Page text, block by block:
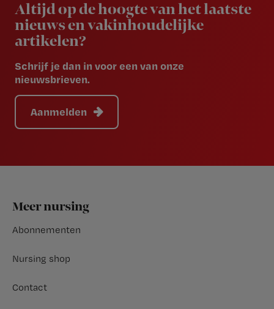
Altijd op de hoogte van het laatste
nieuws en vakinhoudelijke
artikelen?
Schrijf je dan in voor een van onze
nieuwsbrieven.
Aanmelden
Footer
Meer nursing
Abonnementen
Nursing shop
Contact